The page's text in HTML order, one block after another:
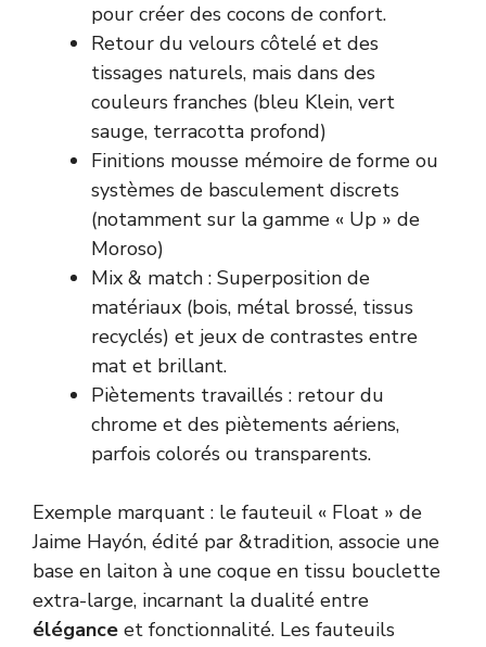
pour créer des cocons de confort.
Retour du velours côtelé et des
tissages naturels, mais dans des
couleurs franches (bleu Klein, vert
sauge, terracotta profond)
Finitions mousse mémoire de forme ou
systèmes de basculement discrets
(notamment sur la gamme « Up » de
Moroso)
Mix & match : Superposition de
matériaux (bois, métal brossé, tissus
recyclés) et jeux de contrastes entre
mat et brillant.
Piètements travaillés : retour du
chrome et des piètements aériens,
parfois colorés ou transparents.
Exemple marquant : le fauteuil « Float » de
Jaime Hayón, édité par &tradition, associe une
base en laiton à une coque en tissu bouclette
extra-large, incarnant la dualité entre
élégance et fonctionnalité. Les fauteuils